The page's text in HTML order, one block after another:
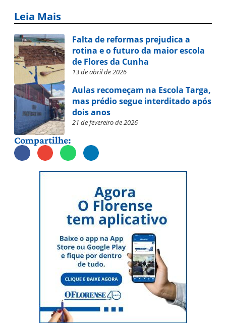
Leia Mais
Falta de reformas prejudica a
rotina e o futuro da maior escola
de Flores da Cunha
13 de abril de 2026
Aulas recomeçam na Escola Targa,
mas prédio segue interditado após
dois anos
21 de fevereiro de 2026
Compartilhe: